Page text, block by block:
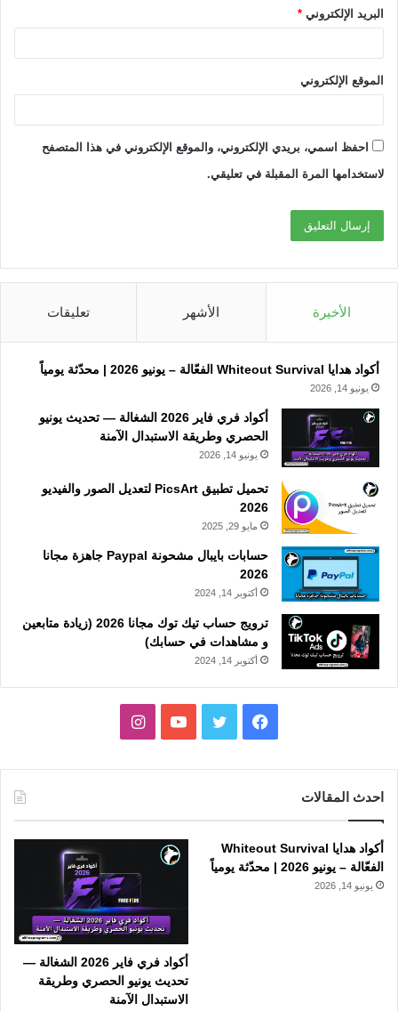
البريد الإلكتروني *
الموقع الإلكتروني
احفظ اسمي، بريدي الإلكتروني، والموقع الإلكتروني في هذا المتصفح
لاستخدامها المرة المقبلة في تعليقي.
الأخيرة الأشهر تعليقات
أكواد هدايا Whiteout Survival الفعّالة – يونيو 2026 | محدّثة يومياً
يونيو 14, 2026
أكواد فري فاير 2026 الشغالة — تحديث يونيو
الحصري وطريقة الاستبدال الآمنة
يونيو 14, 2026
تحميل تطبيق PicsArt لتعديل الصور والفيديو
2026
مايو 29, 2025
حسابات بايبال مشحونة Paypal جاهزة مجانا
2026
أكتوبر 14, 2024
ترويج حساب تيك توك مجانا 2026 (زيادة متابعين
و مشاهدات في حسابك)
أكتوبر 14, 2024
فيسبوك تويتر يوتيوبانستقرام
احدث المقالات
أكواد هدايا Whiteout Survival
الفعّالة – يونيو 2026 | محدّثة يومياً
يونيو 14, 2026
أكواد فري فاير 2026 الشغالة —
تحديث يونيو الحصري وطريقة
الاستبدال الآمنة